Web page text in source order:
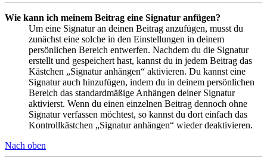
Wie kann ich meinem Beitrag eine Signatur anfügen?
Um eine Signatur an deinen Beitrag anzufügen, musst du
zunächst eine solche in den Einstellungen in deinem
persönlichen Bereich entwerfen. Nachdem du die Signatur
erstellt und gespeichert hast, kannst du in jedem Beitrag das
Kästchen „Signatur anhängen“ aktivieren. Du kannst eine
Signatur auch hinzufügen, indem du in deinem persönlichen
Bereich das standardmäßige Anhängen deiner Signatur
aktivierst. Wenn du einen einzelnen Beitrag dennoch ohne
Signatur verfassen möchtest, so kannst du dort einfach das
Kontrollkästchen „Signatur anhängen“ wieder deaktivieren.
Nach oben